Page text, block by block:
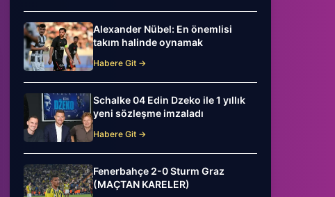
Alexander Nübel: En önemlisi
takım halinde oynamak
Habere Git →
Schalke 04 Edin Dzeko ile 1 yıllık
yeni sözleşme imzaladı
Habere Git →
Fenerbahçe 2-0 Sturm Graz
(MAÇTAN KARELER)